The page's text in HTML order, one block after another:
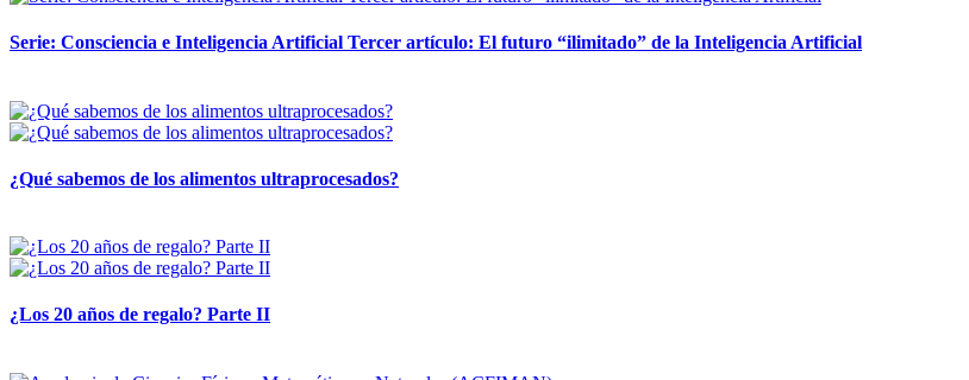
Serie: Consciencia e Inteligencia Artificial Tercer artículo: El futuro “ilimitado” de la Inteligencia Artificial
¿Qué sabemos de los alimentos ultraprocesados?
¿Los 20 años de regalo? Parte II